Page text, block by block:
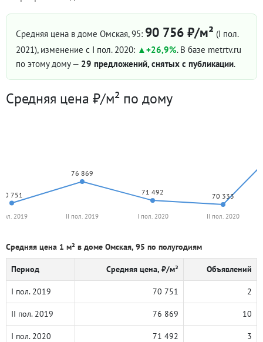
Средняя цена в доме Омская, 95: 90 756 ₽/м² (I пол.
2021), изменение с I пол. 2020: +26,9%. В базе metrtv.ru
по этому дому — 29 предложений, снятых с публикации.
Средняя цена ₽/м² по дому
70 751
76 869
71 492 70 333
2019 II пол. 2019 I пол. 2020 II пол. 2020
Средняя цена 1 м² в доме Омская, 95 по полугодиям
Период Средняя цена, ₽/м² Объявлений
I пол. 2019 70 751 2
II пол. 2019 76 869 10
I пол. 2020 71 492 3